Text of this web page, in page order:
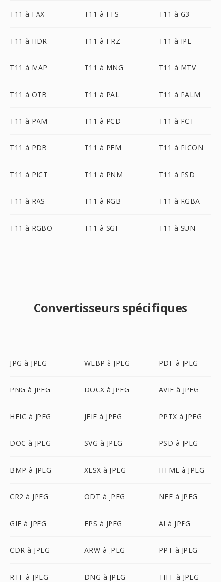
T11 à FAX T11 à FTS T11 à G3
T11 à HDR T11 à HRZ T11 à IPL
T11 à MAP T11 à MNG T11 à MTV
T11 à OTB T11 à PAL T11 à PALM
T11 à PAM T11 à PCD T11 à PCT
T11 à PDB T11 à PFM T11 à PICON
T11 à PICT T11 à PNM T11 à PSD
T11 à RAS T11 à RGB T11 à RGBA
T11 à RGBO T11 à SGI T11 à SUN
Convertisseurs spécifiques
JPG à JPEG WEBP à JPEG PDF à JPEG
PNG à JPEG DOCX à JPEG AVIF à JPEG
HEIC à JPEG JFIF à JPEG PPTX à JPEG
DOC à JPEG SVG à JPEG PSD à JPEG
BMP à JPEG XLSX à JPEG HTML à JPEG
CR2 à JPEG ODT à JPEG NEF à JPEG
GIF à JPEG EPS à JPEG AI à JPEG
CDR à JPEG ARW à JPEG PPT à JPEG
RTF à JPEG DNG à JPEG TIFF à JPEG